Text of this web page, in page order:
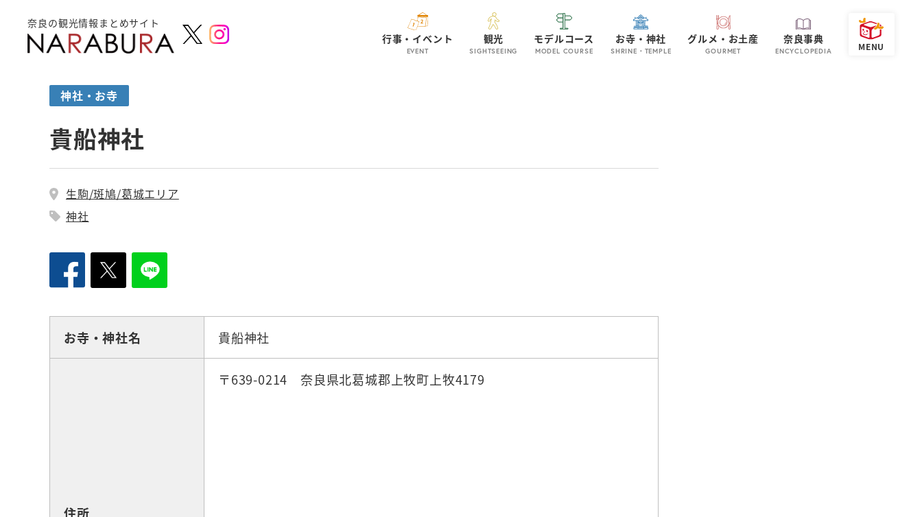
奈良の観光情報まとめサイト
行事・イベント
EVENT
観光
SIGHTSEEING
モデルコース
MODEL COURSE
お寺・神社
SHRINE・TEMPLE
グルメ・お土産
GOURMET
奈良事典
ENCYCLOPEDIA
神社・お寺
貴船神社
生駒/斑鳩/葛城エリア
神社
お寺・神社名 貴船神社
住所
〒639-0214 奈良県北葛城郡上牧町上牧4179